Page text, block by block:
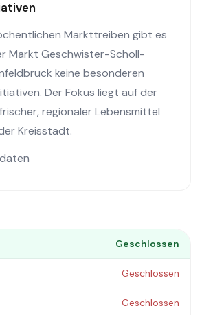
Markttreiben gibt es
Markt Geschwister-Scholl-
keine besonderen
Der Fokus liegt auf der
regionaler Lebensmittel
Kreisstadt.
Geschlossen
Geschlossen
Geschlossen